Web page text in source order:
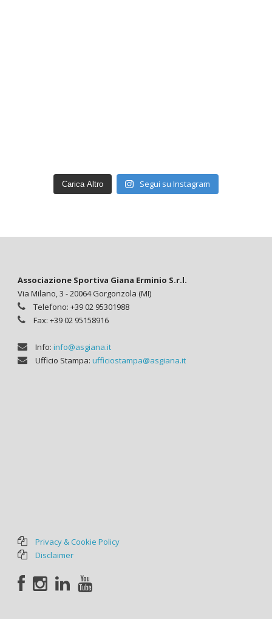
Carica Altro Segui su Instagram
Associazione Sportiva Giana Erminio S.r.l.
Via Milano, 3 - 20064 Gorgonzola (MI)
Telefono: +39 02 95301988
Fax: +39 02 95158916
Info: info@asgiana.it
Ufficio Stampa: ufficiostampa@asgiana.it
Privacy & Cookie Policy
Disclaimer